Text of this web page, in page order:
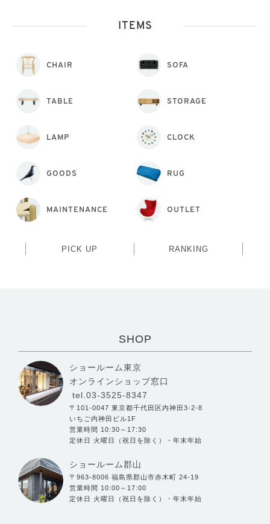
ITEMS
CHAIR SOFA
TABLE STORAGE
LAMP CLOCK
GOODS RUG
MAINTENANCE OUTLET
PICK UP RANKING
SHOP
ショールーム東京
オンラインショップ窓口
tel.03-3525-8347
〒101-0047 東京都千代田区内神田3-2-8
いちご内神田ビル1F
営業時間 10:30～17:30
定休日 火曜日（祝日を除く）・年末年始
ショールーム郡山
〒963-8006 福島県郡山市赤木町 24-19
営業時間 10:00～17:00
定休日 火曜日（祝日を除く）・年末年始